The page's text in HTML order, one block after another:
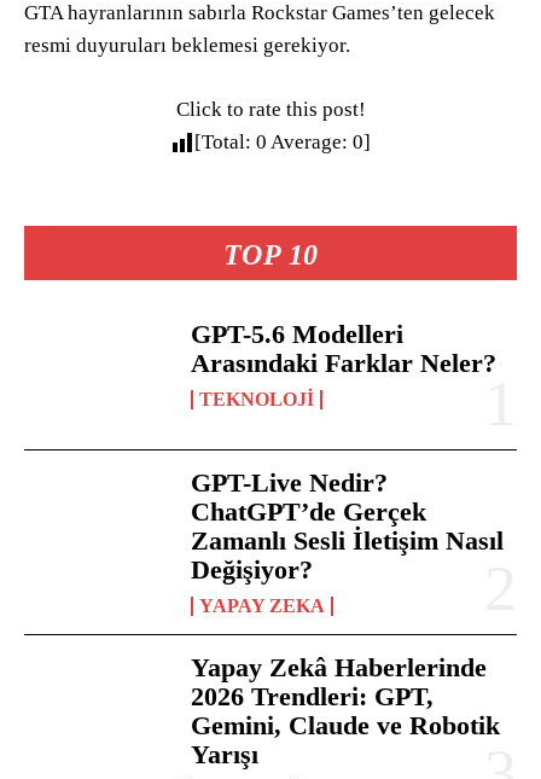
TOP 10
GPT-5.6 Modelleri
Arasındaki Farklar Neler?
TEKNOLOJI
GPT-Live Nedir?
ChatGPT’de Gerçek
Zamanlı Sesli İletişim Nasıl
Değişiyor?
YAPAY ZEKA
Yapay Zekâ Haberlerinde
2026 Trendleri: GPT,
Gemini, Claude ve Robotik
Yarışı
GTA hayranlarının sabırla Rockstar Games’ten gelecek
resmi duyuruları beklemesi gerekiyor.
Click to rate this post!
[Total: 0 Average: 0]